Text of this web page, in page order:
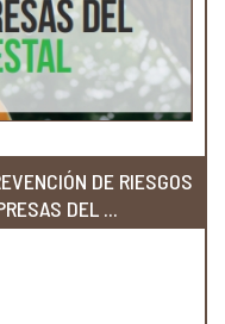
DEL ...